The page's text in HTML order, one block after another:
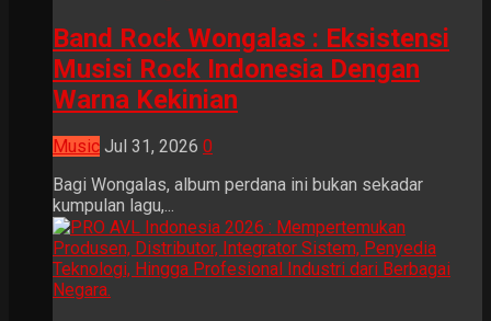
Band Rock Wongalas : Eksistensi
Musisi Rock Indonesia Dengan
Warna Kekinian
Music Jul 31, 2026 0
Bagi Wongalas, album perdana ini bukan sekadar
kumpulan lagu,...